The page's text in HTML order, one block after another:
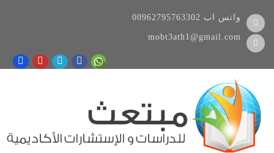
00962795763302 واتس اب
mobt3ath1@gmail.com